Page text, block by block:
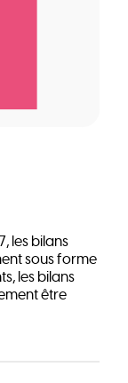
les bilans
sous forme
les bilans
être